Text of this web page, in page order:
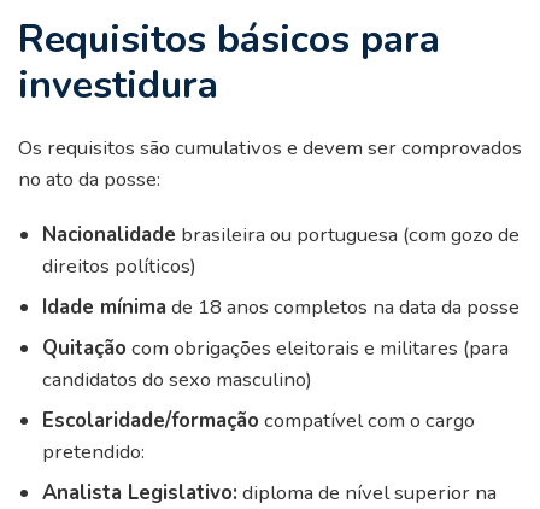
Requisitos básicos para
investidura
Os requisitos são cumulativos e devem ser comprovados
no ato da posse:
Nacionalidade brasileira ou portuguesa (com gozo de
direitos políticos)
Idade mínima de 18 anos completos na data da posse
Quitação com obrigações eleitorais e militares (para
candidatos do sexo masculino)
Escolaridade/formação compatível com o cargo
pretendido:
Analista Legislativo: diploma de nível superior na